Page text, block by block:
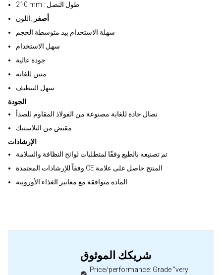
210 mm : طول النصل
أصفر :اللون
سهلة الاستخدام بيد متوسطة الحجم
سهل الاستخدام
جودة عالية
متين للغاية
سهل التنظيف
الجودة
نصال حادة للغاية مصنوعة من الفولاذ المقاوم للصدأ
مقبض من البلاستيك
الإرشادات
تم تصنيعه بالطبع وفقًا لمتطلبات لوائح النظافة والسلامة
وفقاً للإرشادات المعتمدة CE المنتج حاصل على علامة
المادة متوافقة مع معايير الغذاء الأوروبية
شريكك الموثوق
Price/performance: Grade "very